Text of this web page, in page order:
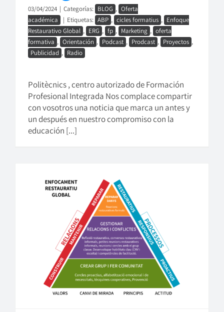
03/04/2024 | Categorías: BLOG , Oferta
académica
| Etiquetas: ABP , cicles formatius , Enfoque
Restaurativo Global , ERG , fp , Marketing , oferta
formativa , Orientación , Podcast , Prodcast , Proyectos ,
Publicidad , Radio
Politècnics , centro autorizado de Formación
Profesional Integrada Nos complace compartir
con vosotros una noticia que marca un antes y
un después en nuestro compromiso con la
educación [...]